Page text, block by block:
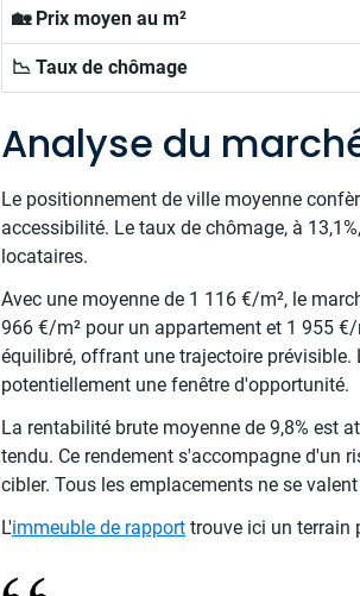
🏡 Prix moyen au m²
📉 Taux de chômage
Analyse du
Le positionnement de ville moyenne
accessibilité. Le taux de chômage, à
locataires.
Avec une moyenne de 1 116 €/m², le
966 €/m² pour un appartement et 1 955
équilibré, offrant une trajectoire
potentiellement une fenêtre d'opportunité.
La rentabilité brute moyenne de 9,8% est
tendu. Ce rendement s'accompagne d'un
cibler. Tous les emplacements ne se
L'immeuble de rapport trouve ici un terrain